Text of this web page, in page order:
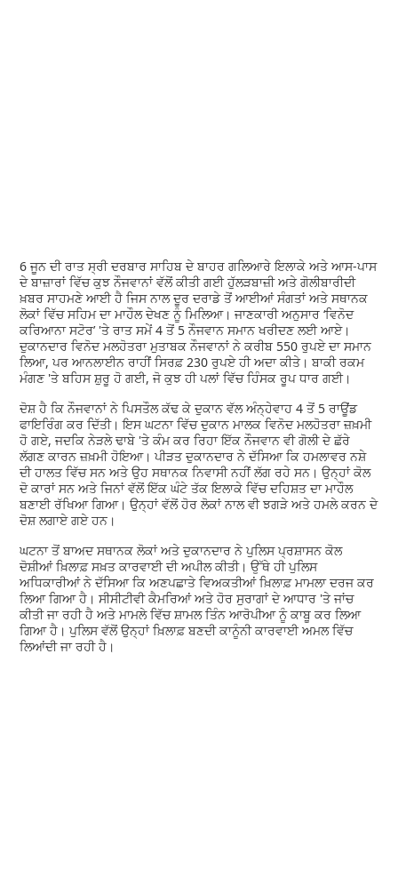
6 ਜੂਨ ਦੀ ਰਾਤ ਸ੍ਰੀ ਦਰਬਾਰ ਸਾਹਿਬ ਦੇ ਬਾਹਰ ਗਲਿਆਰੇ ਇਲਾਕੇ ਅਤੇ ਆਸ-ਪਾਸ
ਦੇ ਬਾਜ਼ਾਰਾਂ ਵਿੱਚ ਕੁਝ ਨੌਜਵਾਨਾਂ ਵੱਲੋਂ ਕੀਤੀ ਗਈ ਹੁੱਲੜਬਾਜ਼ੀ ਅਤੇ ਗੋਲੀਬਾਰੀਦੀ
ਖ਼ਬਰ ਸਾਹਮਣੇ ਆਈ ਹੈ ਜਿਸ ਨਾਲ ਦੂਰ ਦਰਾਡੇ ਤੋਂ ਆਈਆਂ ਸੰਗਤਾਂ ਅਤੇ ਸਥਾਨਕ
ਲੋਕਾਂ ਵਿੱਚ ਸਹਿਮ ਦਾ ਮਾਹੌਲ ਦੇਖਣ ਨੂੰ ਮਿਲਿਆ। ਜਾਣਕਾਰੀ ਅਨੁਸਾਰ ‘ਵਿਨੋਦ
ਕਰਿਆਨਾ ਸਟੋਰ’ 'ਤੇ ਰਾਤ ਸਮੇਂ 4 ਤੋਂ 5 ਨੌਜਵਾਨ ਸਮਾਨ ਖਰੀਦਣ ਲਈ ਆਏ।
ਦੁਕਾਨਦਾਰ ਵਿਨੋਦ ਮਲਹੋਤਰਾ ਮੁਤਾਬਕ ਨੌਜਵਾਨਾਂ ਨੇ ਕਰੀਬ 550 ਰੁਪਏ ਦਾ ਸਮਾਨ
ਲਿਆ, ਪਰ ਆਨਲਾਈਨ ਰਾਹੀਂ ਸਿਰਫ਼ 230 ਰੁਪਏ ਹੀ ਅਦਾ ਕੀਤੇ। ਬਾਕੀ ਰਕਮ
ਮੰਗਣ 'ਤੇ ਬਹਿਸ ਸ਼ੁਰੂ ਹੋ ਗਈ, ਜੋ ਕੁਝ ਹੀ ਪਲਾਂ ਵਿੱਚ ਹਿੰਸਕ ਰੂਪ ਧਾਰ ਗਈ।
ਦੋਸ਼ ਹੈ ਕਿ ਨੌਜਵਾਨਾਂ ਨੇ ਪਿਸਤੌਲ ਕੱਢ ਕੇ ਦੁਕਾਨ ਵੱਲ ਅੰਨ੍ਹੇਵਾਹ 4 ਤੋਂ 5 ਰਾਊਂਡ
ਫਾਇਰਿੰਗ ਕਰ ਦਿੱਤੀ। ਇਸ ਘਟਨਾ ਵਿੱਚ ਦੁਕਾਨ ਮਾਲਕ ਵਿਨੋਦ ਮਲਹੋਤਰਾ ਜ਼ਖ਼ਮੀ
ਹੋ ਗਏ, ਜਦਕਿ ਨੇੜਲੇ ਢਾਬੇ 'ਤੇ ਕੰਮ ਕਰ ਰਿਹਾ ਇੱਕ ਨੌਜਵਾਨ ਵੀ ਗੋਲੀ ਦੇ ਛੱਰੇ
ਲੱਗਣ ਕਾਰਨ ਜ਼ਖ਼ਮੀ ਹੋਇਆ। ਪੀੜਤ ਦੁਕਾਨਦਾਰ ਨੇ ਦੱਸਿਆ ਕਿ ਹਮਲਾਵਰ ਨਸ਼ੇ
ਦੀ ਹਾਲਤ ਵਿੱਚ ਸਨ ਅਤੇ ਉਹ ਸਥਾਨਕ ਨਿਵਾਸੀ ਨਹੀਂ ਲੱਗ ਰਹੇ ਸਨ। ਉਨ੍ਹਾਂ ਕੋਲ
ਦੋ ਕਾਰਾਂ ਸਨ ਅਤੇ ਜਿਨਾਂ ਵੱਲੋਂ ਇੱਕ ਘੰਟੇ ਤੱਕ ਇਲਾਕੇ ਵਿੱਚ ਦਹਿਸ਼ਤ ਦਾ ਮਾਹੌਲ
ਬਣਾਈ ਰੱਖਿਆ ਗਿਆ। ਉਨ੍ਹਾਂ ਵੱਲੋਂ ਹੋਰ ਲੋਕਾਂ ਨਾਲ ਵੀ ਝਗੜੇ ਅਤੇ ਹਮਲੇ ਕਰਨ ਦੇ
ਦੋਸ਼ ਲਗਾਏ ਗਏ ਹਨ।
ਘਟਨਾ ਤੋਂ ਬਾਅਦ ਸਥਾਨਕ ਲੋਕਾਂ ਅਤੇ ਦੁਕਾਨਦਾਰ ਨੇ ਪੁਲਿਸ ਪ੍ਰਸ਼ਾਸਨ ਕੋਲ
ਦੋਸ਼ੀਆਂ ਖ਼ਿਲਾਫ਼ ਸਖ਼ਤ ਕਾਰਵਾਈ ਦੀ ਅਪੀਲ ਕੀਤੀ। ਉੱਥੇ ਹੀ ਪੁਲਿਸ
ਅਧਿਕਾਰੀਆਂ ਨੇ ਦੱਸਿਆ ਕਿ ਅਣਪਛਾਤੇ ਵਿਅਕਤੀਆਂ ਖ਼ਿਲਾਫ਼ ਮਾਮਲਾ ਦਰਜ ਕਰ
ਲਿਆ ਗਿਆ ਹੈ। ਸੀਸੀਟੀਵੀ ਕੈਮਰਿਆਂ ਅਤੇ ਹੋਰ ਸੁਰਾਗਾਂ ਦੇ ਆਧਾਰ 'ਤੇ ਜਾਂਚ
ਕੀਤੀ ਜਾ ਰਹੀ ਹੈ ਅਤੇ ਮਾਮਲੇ ਵਿੱਚ ਸ਼ਾਮਲ ਤਿੰਨ ਆਰੋਪੀਆ ਨੂੰ ਕਾਬੂ ਕਰ ਲਿਆ
ਗਿਆ ਹੈ। ਪੁਲਿਸ ਵੱਲੋਂ ਉਨ੍ਹਾਂ ਖ਼ਿਲਾਫ਼ ਬਣਦੀ ਕਾਨੂੰਨੀ ਕਾਰਵਾਈ ਅਮਲ ਵਿੱਚ
ਲਿਆਂਦੀ ਜਾ ਰਹੀ ਹੈ।